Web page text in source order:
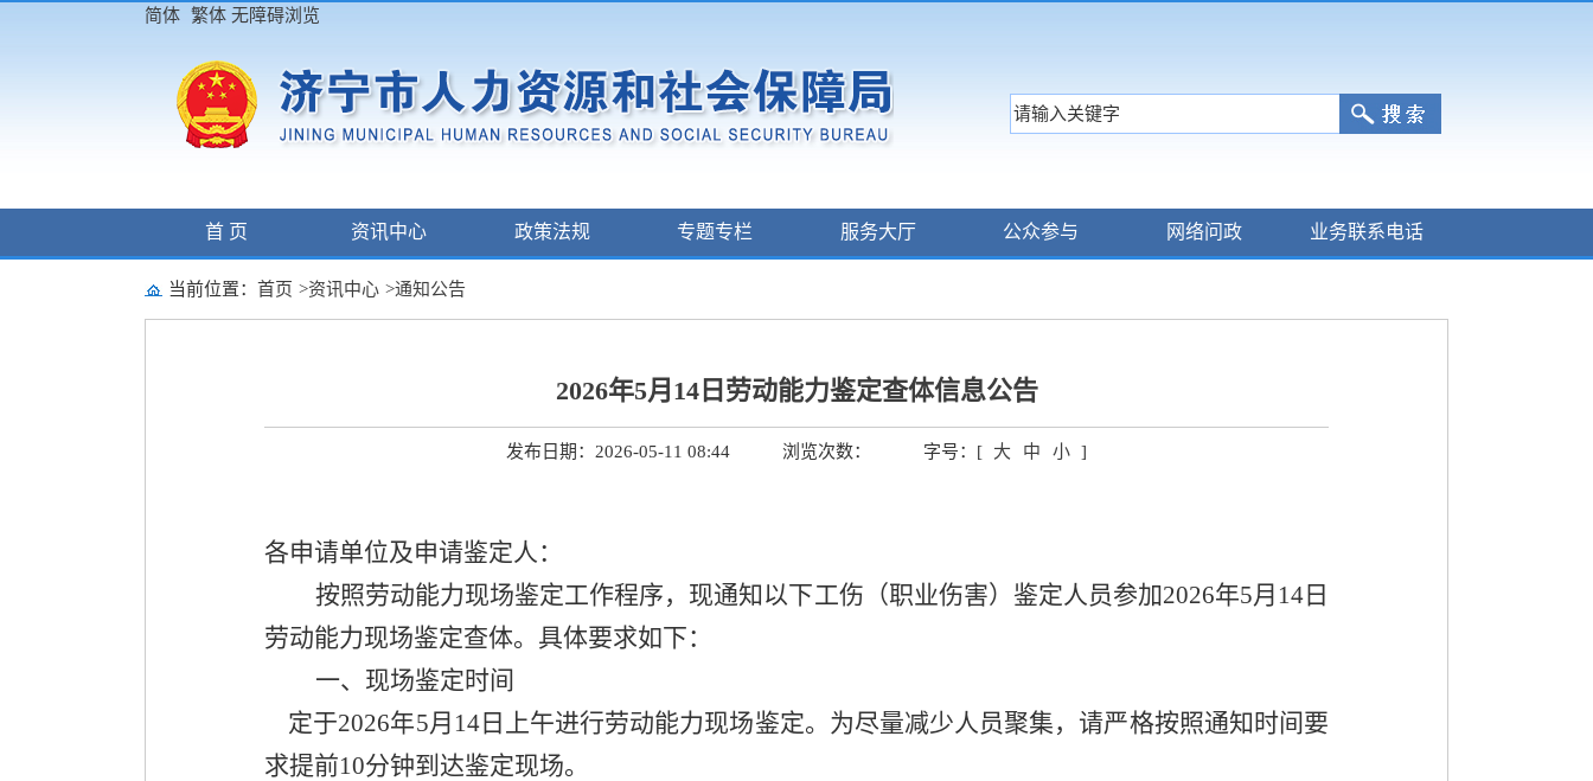
简体 繁体 无障碍浏览
首 页 资讯中心 政策法规 专题专栏 服务大厅 公众参与 网络问政 业务联系电话
当前位置： 首页 >资讯中心 >通知公告
2026年5月14日劳动能力鉴定查体信息公告
发布日期：2026-05-11 08:44 浏览次数： 字号：[ 大 中 小 ]
各申请单位及申请鉴定人 ：
按照劳动能力现场鉴定工作程序，现通知以下工伤（职业伤害）鉴定人员参加2026年5月 14 日
劳动能力现场鉴定查体。具体要求如下：
一、 现场鉴定时间
定于2026年5月 14日上午进行劳动能力现场鉴定。为尽量减少人员聚集，请严格按照通知时间要
求提前10分钟到达鉴定现场。